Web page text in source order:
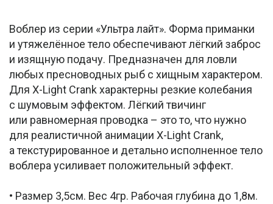
Воблер из серии «Ультра лайт». Форма приманки
и утяжелённое тело обеспечивают лёгкий заброс
и изящную подачу. Предназначен для ловли
любых пресноводных рыб с хищным характером.
Для X-Light Crank характерны резкие колебания
с шумовым эффектом. Лёгкий твичинг
или равномерная проводка – это то, что нужно
для реалистичной анимации X-Light Crank,
а текстурированное и детально исполненное тело
воблера усиливает положительный эффект.
• Размер 3,5см. Вес 4гр. Рабочая глубина до 1,8м.